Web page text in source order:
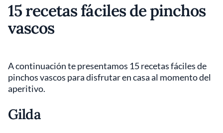
15 recetas fáciles de pinchos
vascos
A continuación te presentamos 15 recetas fáciles de
pinchos vascos para disfrutar en casa al momento del
aperitivo.
Gilda